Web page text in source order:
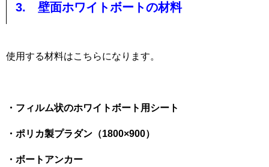
3. 壁面ホワイトボートの材料
使用する材料はこちらになります。
・フィルム状のホワイトボート用シート
・ポリカ製プラダン（1800×900）
・ボートアンカー